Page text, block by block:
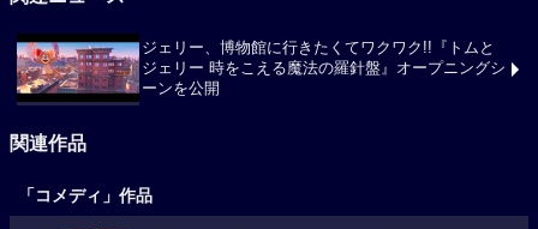
ジェリー、博物館に行きたくてワクワク!!『トムと
ジェリー 時をこえる魔法の羅針盤』オープニングシ
ーンを公開
関連作品
「コメディ」作品